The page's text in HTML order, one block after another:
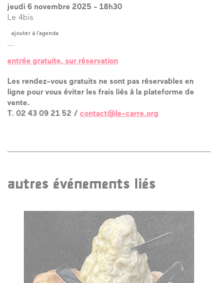
jeudi 6 novembre 2025 - 18h30
Le 4bis
ajouter à l’agenda
entrée gratuite, sur réservation
Les rendez-vous gratuits ne sont pas réservables en
ligne pour vous éviter les frais liés à la plateforme de
vente.
T. 02 43 09 21 52 / contact@le-carre.org
autres événements liés